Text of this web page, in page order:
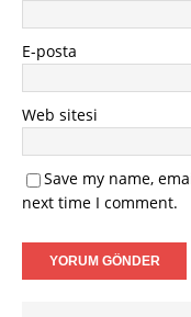
E-posta
Web sitesi
Save my name,
next time I comment.